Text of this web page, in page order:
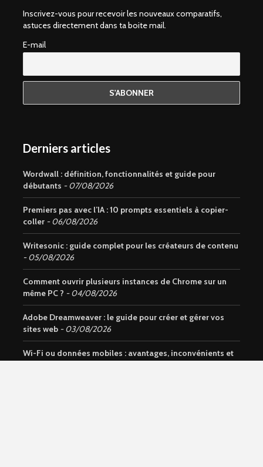
Inscrivez-vous pour recevoir les nouveaux comparatifs,
astuces directement dans ta boite mail.
E-mail
Derniers articles
Wordwall : définition, fonctionnalités et guide pour
débutants
07/08/2026
Premiers pas avec l’IA : 10 prompts essentiels à copier-
coller
06/08/2026
Writesonic : guide complet pour les créateurs de contenu
05/08/2026
Comment ouvrir plusieurs instances de Chrome sur un
même PC ?
04/08/2026
Adobe Dreamweaver : le guide pour créer et gérer vos
sites web
03/08/2026
Wi-Fi ou données mobiles : avantages, inconvénients et